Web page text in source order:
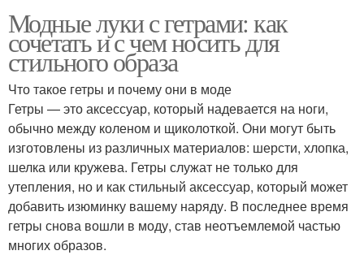
Модные луки с гетрами: как
сочетать и с чем носить для
стильного образа
Что такое гетры и почему они в моде
Гетры — это аксессуар, который надевается на ноги,
обычно между коленом и щиколоткой. Они могут быть
изготовлены из различных материалов: шерсти, хлопка,
шелка или кружева. Гетры служат не только для
утепления, но и как стильный аксессуар, который может
добавить изюминку вашему наряду. В последнее время
гетры снова вошли в моду, став неотъемлемой частью
многих образов.